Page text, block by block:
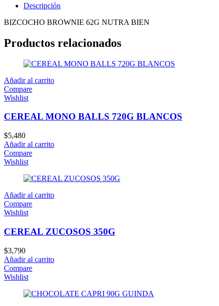
Descripción
BIZCOCHO BROWNIE 62G NUTRA BIEN
Productos relacionados
Añadir al carrito
Compare
Wishlist
CEREAL MONO BALLS 720G BLANCOS
$5,480
Añadir al carrito
Compare
Wishlist
Añadir al carrito
Compare
Wishlist
CEREAL ZUCOSOS 350G
$3,790
Añadir al carrito
Compare
Wishlist